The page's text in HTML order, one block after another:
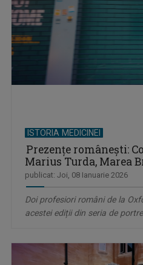
ISTORIA MEDICINEI
Prezențe românești:
Marius Turda, Marea
publicat: Joi, 08 Ianuarie 2026
Doi profesiori români de la
acestei ediții din seria de